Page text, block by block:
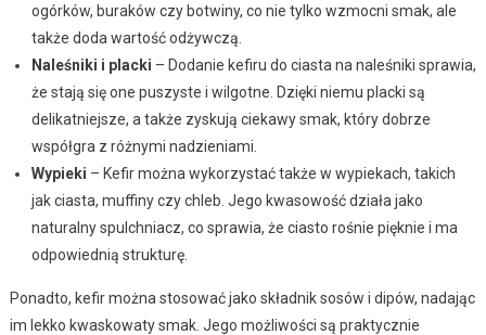
ogórków, buraków czy botwiny, co nie tylko wzmocni smak, ale
także doda wartość odżywczą.
Naleśniki i placki – Dodanie kefiru do ciasta na naleśniki sprawia,
że stają się one puszyste i wilgotne. Dzięki niemu placki są
delikatniejsze, a także zyskują ciekawy smak, który dobrze
współgra z różnymi nadzieniami.
Wypieki – Kefir można wykorzystać także w wypiekach, takich
jak ciasta, muffiny czy chleb. Jego kwasowość działa jako
naturalny spulchniacz, co sprawia, że ciasto rośnie pięknie i ma
odpowiednią strukturę.
Ponadto, kefir można stosować jako składnik sosów i dipów, nadając
im lekko kwaskowaty smak. Jego możliwości są praktycznie